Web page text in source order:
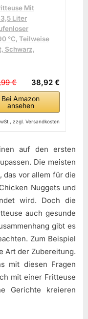
Mit
Liter
°C, Teilweise
Schwarz,
38,92 €
€
Bei Amazon
ansehen
zzgl. Versandkosten
auf den ersten
Die meisten
das vor allem für die
Nuggets und
wird. Doch die
auch gesunde
gibt es
Zum Beispiel
Art der Zubereitung.
mit diesen Fragen
mit einer Fritteuse
Gerichte kreieren